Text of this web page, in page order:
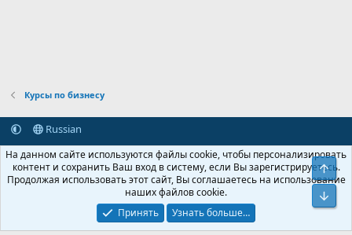
Курсы по бизнесу
Russian
Обратная связь
Условия и правила
Политика конфиденциальности
Помощь Главная
R
S
S
Community platform by XenForo® © 2010-2026 XenForo Ltd.
Крупнейший форум по обмену приватной информацией
© 2013-2026 ITNULL.me| XenForo® © 2026 XenForo Ltd.
На данном сайте используются файлы cookie, чтобы персонализировать
контент и сохранить Ваш вход в систему, если Вы зарегистрируетесь.
Продолжая использовать этот сайт, Вы соглашаетесь на использование
наших файлов cookie.
Принять
Узнать больше…